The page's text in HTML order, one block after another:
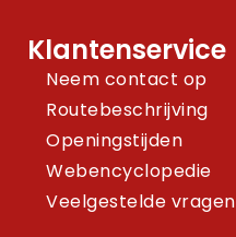
Klantenservice
Neem contact op
Routebeschrijving
Openingstijden
Webencyclopedie
Veelgestelde vragen